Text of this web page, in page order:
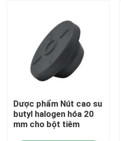
Nhà
Dược phẩm Nút cao su
butyl halogen hóa 20
mm cho bột tiêm